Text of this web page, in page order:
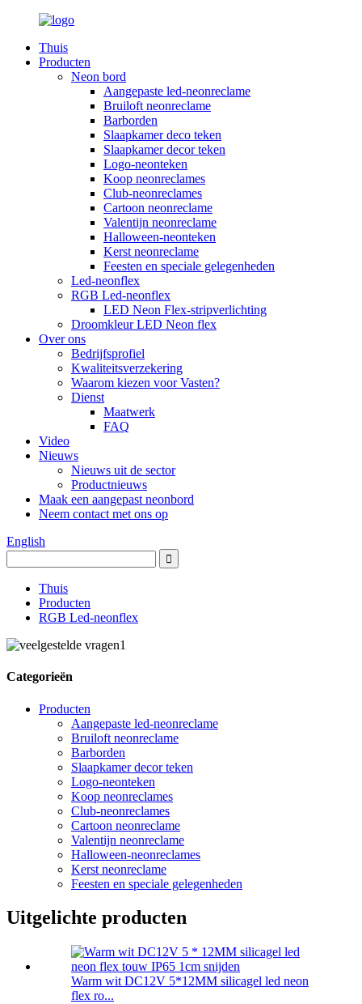
Thuis
Producten
Neon bord
Aangepaste led-neonreclame
Bruiloft neonreclame
Barborden
Slaapkamer deco teken
Slaapkamer decor teken
Logo-neonteken
Koop neonreclames
Club-neonreclames
Cartoon neonreclame
Valentijn neonreclame
Halloween-neonteken
Kerst neonreclame
Feesten en speciale gelegenheden
Led-neonflex
RGB Led-neonflex
LED Neon Flex-stripverlichting
Droomkleur LED Neon flex
Over ons
Bedrijfsprofiel
Kwaliteitsverzekering
Waarom kiezen voor Vasten?
Dienst
Maatwerk
FAQ
Video
Nieuws
Nieuws uit de sector
Productnieuws
Maak een aangepast neonbord
Neem contact met ons op
English
Thuis
Producten
RGB Led-neonflex
Categorieën
Producten
Aangepaste led-neonreclame
Bruiloft neonreclame
Barborden
Slaapkamer decor teken
Logo-neonteken
Koop neonreclames
Club-neonreclames
Cartoon neonreclame
Valentijn neonreclame
Halloween-neonreclames
Kerst neonreclame
Feesten en speciale gelegenheden
Uitgelichte producten
Warm wit DC12V 5*12MM silicagel led neon
flex ro...